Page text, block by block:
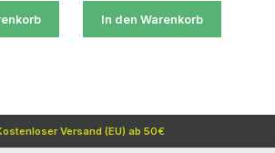
In den Warenkorb
Versand (EU) ab 50€